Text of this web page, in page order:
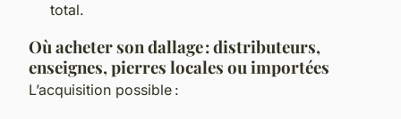
total.
Où acheter son dallage : distributeurs,
enseignes, pierres locales ou importées
L’acquisition possible :